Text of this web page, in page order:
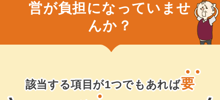
営が負担になっていませ
んか？
該当する項目が1つでもあれば要